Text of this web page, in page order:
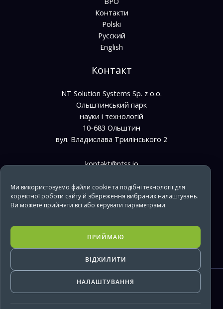
Ми використовуємо файли cookie та подібні технології для
коректної роботи сайту й збереження вибраних налаштувань.
Ви можете прийняти всі або керувати параметрами.
ПРИЙМАЮ
ВІДХИЛИТИ
НАЛАШТУВАННЯ
Контакти
Polski
Русский
English
Контакт
NT Solution Systems Sp. z o.o.
Ольштинський парк
науки і технологій
10-683 Ольштин
вул. Владислава Трилінського 2
kontakt@ntss.io
bpo@ntss.io
+48 733 669 610
+48 733 669 850